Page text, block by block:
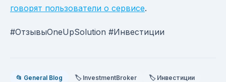
говорят пользователи о сервисе.
#ОтзывыOneUpSolution #Инвестиции
📂 General Blog 🏷️ InvestmentBroker 🏷️ Инвестиции